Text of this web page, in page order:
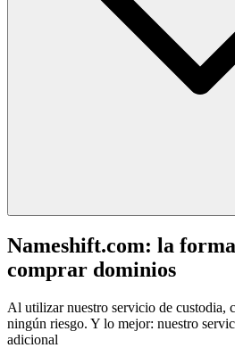
Nameshift.com: la
comprar dominios
Al utilizar nuestro servicio de custodia,
ningún riesgo. Y lo mejor: nuestro
adicional